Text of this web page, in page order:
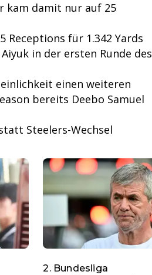
kam damit nur auf 25
Receptions für 1.342 Yards
in der ersten Runde des
einen weiteren
bereits Deebo Samuel
Steelers-Wechsel
2. Bundesliga